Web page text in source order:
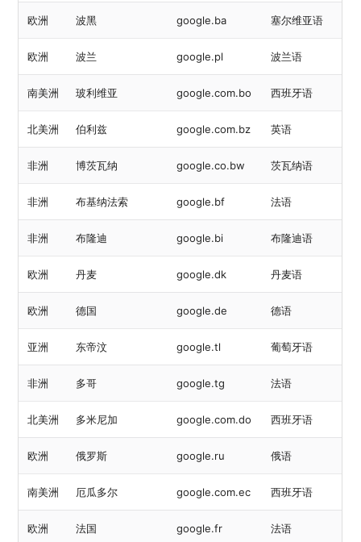
欧洲 波黑 google.ba 塞尔维亚语
欧洲 波兰 google.pl 波兰语
南美洲 玻利维亚 google.com.bo 西班牙语
北美洲 伯利兹 google.com.bz 英语
非洲 博茨瓦纳 google.co.bw 茨瓦纳语
非洲 布基纳法索 google.bf 法语
非洲 布隆迪 google.bi 布隆迪语
欧洲 丹麦 google.dk 丹麦语
欧洲 德国 google.de 德语
亚洲 东帝汶 google.tl 葡萄牙语
非洲 多哥 google.tg 法语
北美洲 多米尼加 google.com.do 西班牙语
欧洲 俄罗斯 google.ru 俄语
南美洲 厄瓜多尔 google.com.ec 西班牙语
欧洲 法国 google.fr 法语